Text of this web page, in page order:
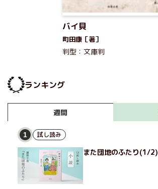
バイ貝
町田康［著］
判型：文庫判
ランキング
週間
1 試し読み
また団地のふたり(1/2)